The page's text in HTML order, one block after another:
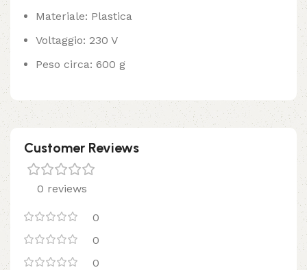
Materiale: Plastica
Voltaggio: 230 V
Peso circa: 600 g
Customer Reviews
0 reviews
0
0
0